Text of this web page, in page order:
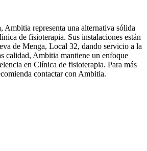
Ambitia representa una alternativa sólida
de fisioterapia. Sus instalaciones están
de Menga, Local 32, dando servicio a la
calidad, Ambitia mantiene un enfoque
en Clínica de fisioterapia. Para más
contactar con Ambitia.